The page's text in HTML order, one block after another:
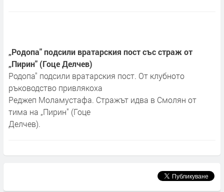
„Родопа" подсили вратарския пост със страж от
„Пирин" (Гоце Делчев)
Родопа" подсили вратарския пост. От клубното
ръководство привлякоха
Реджеп Моламустафа. Стражът идва в Смолян от
тима на „Пирин" (Гоце
Делчев).